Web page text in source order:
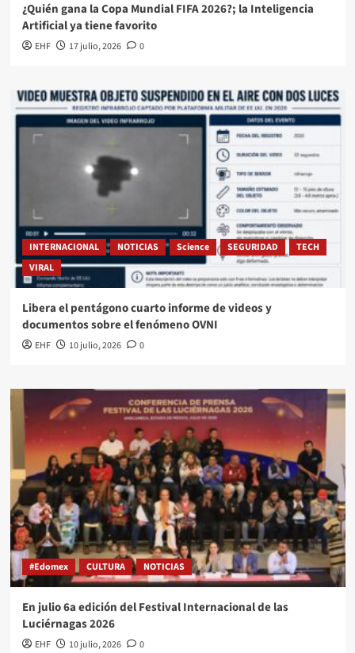
¿Quién gana la Copa Mundial FIFA 2026?; la Inteligencia
Artificial ya tiene favorito
EHF 17 julio, 2026 0
INTERNACIONAL NOTICIAS Science SEGURIDAD
TECH
VIRAL
Libera el pentágono cuarto informe de videos y
documentos sobre el fenómeno OVNI
EHF 10 julio, 2026 0
#Edomex CULTURA NOTICIAS
En julio 6a edición del Festival Internacional de las
Luciérnagas 2026
EHF 10 julio, 2026 0